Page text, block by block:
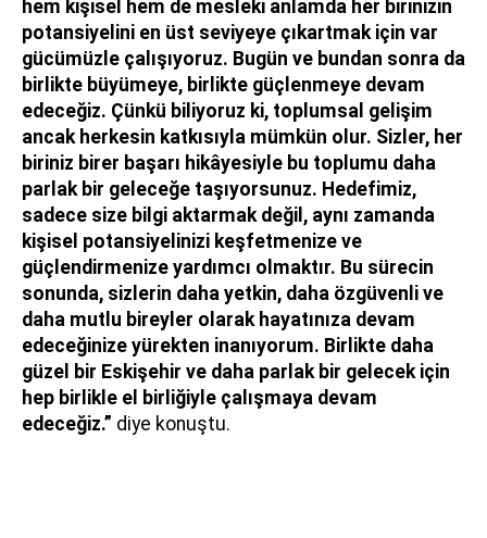
hem kişisel hem de mesleki anlamda her birinizin
potansiyelini en üst seviyeye çıkartmak için var
gücümüzle çalışıyoruz. Bugün ve bundan sonra da
birlikte büyümeye, birlikte güçlenmeye devam
edeceğiz. Çünkü biliyoruz ki, toplumsal gelişim
ancak herkesin katkısıyla mümkün olur. Sizler, her
biriniz birer başarı hikâyesiyle bu toplumu daha
parlak bir geleceğe taşıyorsunuz. Hedefimiz,
sadece size bilgi aktarmak değil, aynı zamanda
kişisel potansiyelinizi keşfetmenize ve
güçlendirmenize yardımcı olmaktır. Bu sürecin
sonunda, sizlerin daha yetkin, daha özgüvenli ve
daha mutlu bireyler olarak hayatınıza devam
edeceğinize yürekten inanıyorum. Birlikte daha
güzel bir Eskişehir ve daha parlak bir gelecek için
hep birlikle el birliğiyle çalışmaya devam
edeceğiz.” diye konuştu.